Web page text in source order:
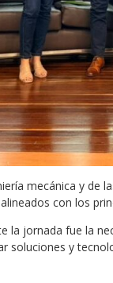
mecánica y de
con los
la jornada fue la
soluciones y